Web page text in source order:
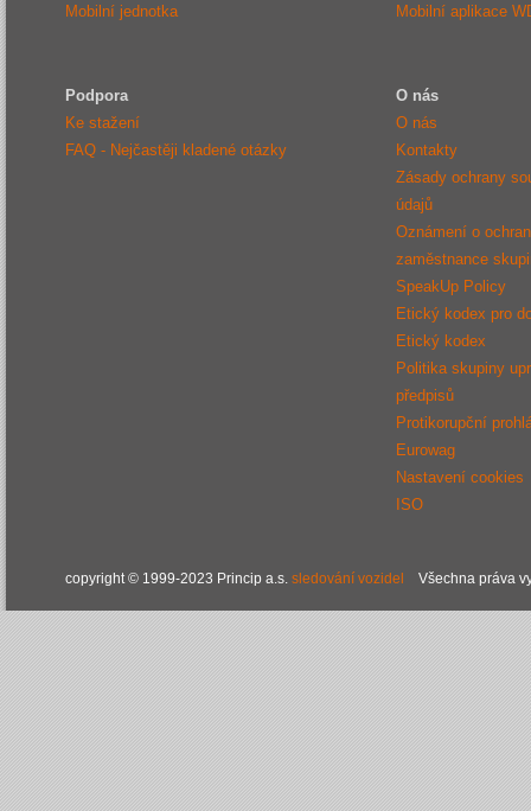
Mobilní jednotka
Mobilní aplikace
Podpora
Ke stažení
FAQ - Nejčastěji kladené otázky
O nás
O nás
Kontakty
Zásady ochrany
údajů
Oznámení o
zaměstnance
SpeakUp Policy
Etický kodex pro
Etický kodex
Politika skupiny
předpisů
Protikorupční
Eurowag
Nastavení cookies
ISO
copyright © 1999-2023 Princip a.s. sledování vozidel Všechna práva